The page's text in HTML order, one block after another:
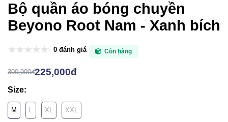
Bộ quần áo bóng chuyền
Beyono Root Nam - Xanh bích
0 đánh giá Còn hàng
300,000đ225,000đ
Size:
M L XL XXL